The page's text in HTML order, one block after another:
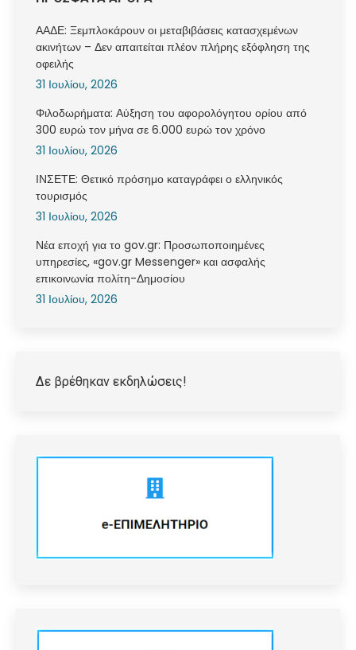
ΑΑΔΕ: Ξεμπλοκάρουν οι μεταβιβάσεις κατασχεμένων
ακινήτων – Δεν απαιτείται πλέον πλήρης εξόφληση της
οφειλής
31 Ιουλίου, 2026
Φιλοδωρήματα: Αύξηση του αφορολόγητου ορίου από
300 ευρώ τον μήνα σε 6.000 ευρώ τον χρόνο
31 Ιουλίου, 2026
ΙΝΣΕΤΕ: Θετικό πρόσημο καταγράφει ο ελληνικός
τουρισμός
31 Ιουλίου, 2026
Νέα εποχή για το gov.gr: Προσωποποιημένες
υπηρεσίες, «gov.gr Messenger» και ασφαλής
επικοινωνία πολίτη-Δημοσίου
31 Ιουλίου, 2026
Δε βρέθηκαν εκδηλώσεις!